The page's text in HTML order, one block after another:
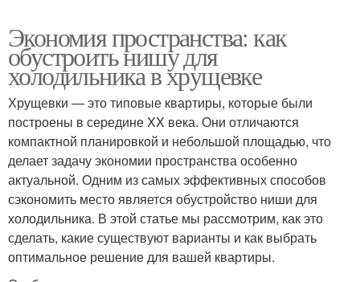
Экономия пространства: как
обустроить нишу для
холодильника в хрущевке
Хрущевки — это типовые квартиры, которые были
построены в середине XX века. Они отличаются
компактной планировкой и небольшой площадью, что
делает задачу экономии пространства особенно
актуальной. Одним из самых эффективных способов
сэкономить место является обустройство ниши для
холодильника. В этой статье мы рассмотрим, как это
сделать, какие существуют варианты и как выбрать
оптимальное решение для вашей квартиры.